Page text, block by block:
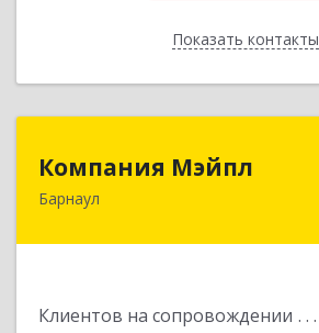
Показать контакты
Назад
Компания Мэйпл
Барнаул
Клиентов на сопровождении